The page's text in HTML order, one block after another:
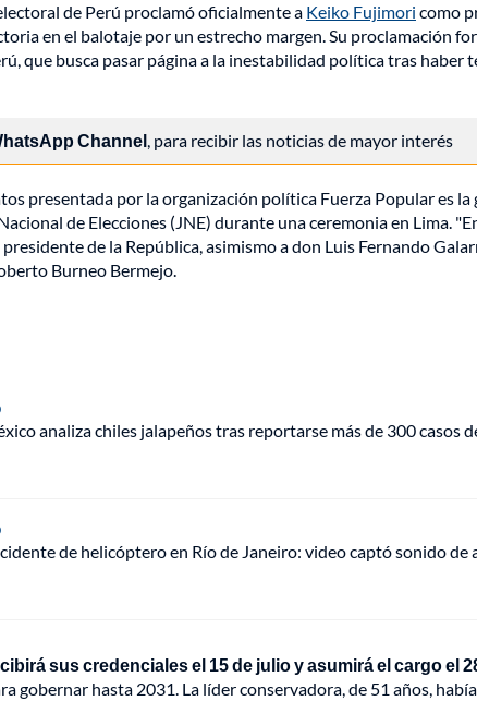
de Perú proclamó oficialmente a Keiko Fujimori como
en el balotaje por un estrecho margen. Su proclamación
que busca pasar página a la inestabilidad política tras
Channel, para recibir las noticias de mayor interés
presentada por la organización política Fuerza Popular es la
de Elecciones (JNE) durante una ceremonia en Lima.
de la República, asimismo a don Luis Fernando
Burneo Bermejo.
analiza chiles jalapeños tras reportarse más de 300 casos
de helicóptero en Río de Janeiro: video captó sonido de
sus credenciales el 15 de julio y asumirá el cargo el
gobernar hasta 2031. La líder conservadora, de 51 años,